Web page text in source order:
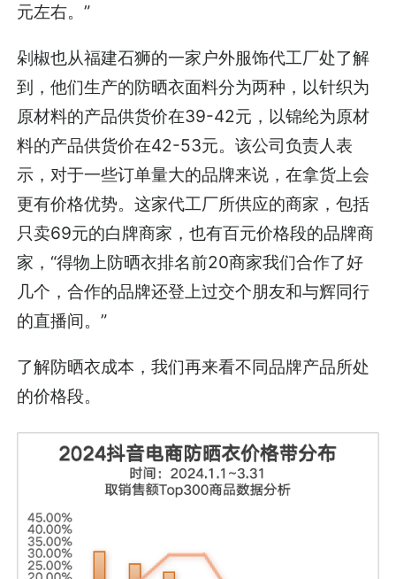
元左右。”
剁椒也从福建石狮的一家户外服饰代工厂处了解
到，他们生产的防晒衣面料分为两种，以针织为
原材料的产品供货价在39-42元，以锦纶为原材
料的产品供货价在42-53元。该公司负责人表
示，对于一些订单量大的品牌来说，在拿货上会
更有价格优势。这家代工厂所供应的商家，包括
只卖69元的白牌商家，也有百元价格段的品牌商
家，“得物上防晒衣排名前20商家我们合作了好
几个，合作的品牌还登上过交个朋友和与辉同行
的直播间。”
了解防晒衣成本，我们再来看不同品牌产品所处
的价格段。